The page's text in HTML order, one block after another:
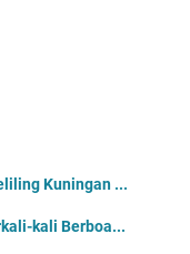
Kuningan ...
kali Berboa...